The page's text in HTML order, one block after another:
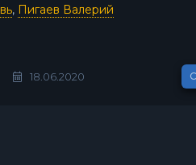
, Пигаев Валерий
18.06.2020